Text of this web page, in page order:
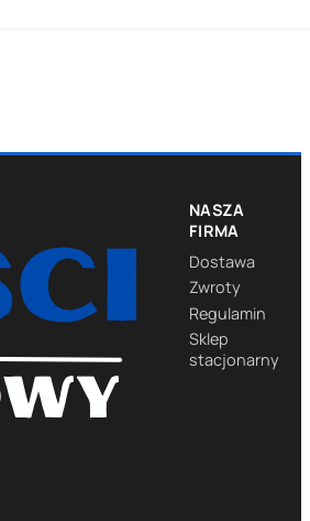
NASZA
FIRMA
Dostawa
Zwroty
Regulamin
Sklep
stacjonarny